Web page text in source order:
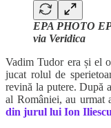
EPA PHOTO
via Veridica
Vadim Tudor era și el
jucat rolul de
revină la putere. După
al României, au urmat
din jurul lui Ion